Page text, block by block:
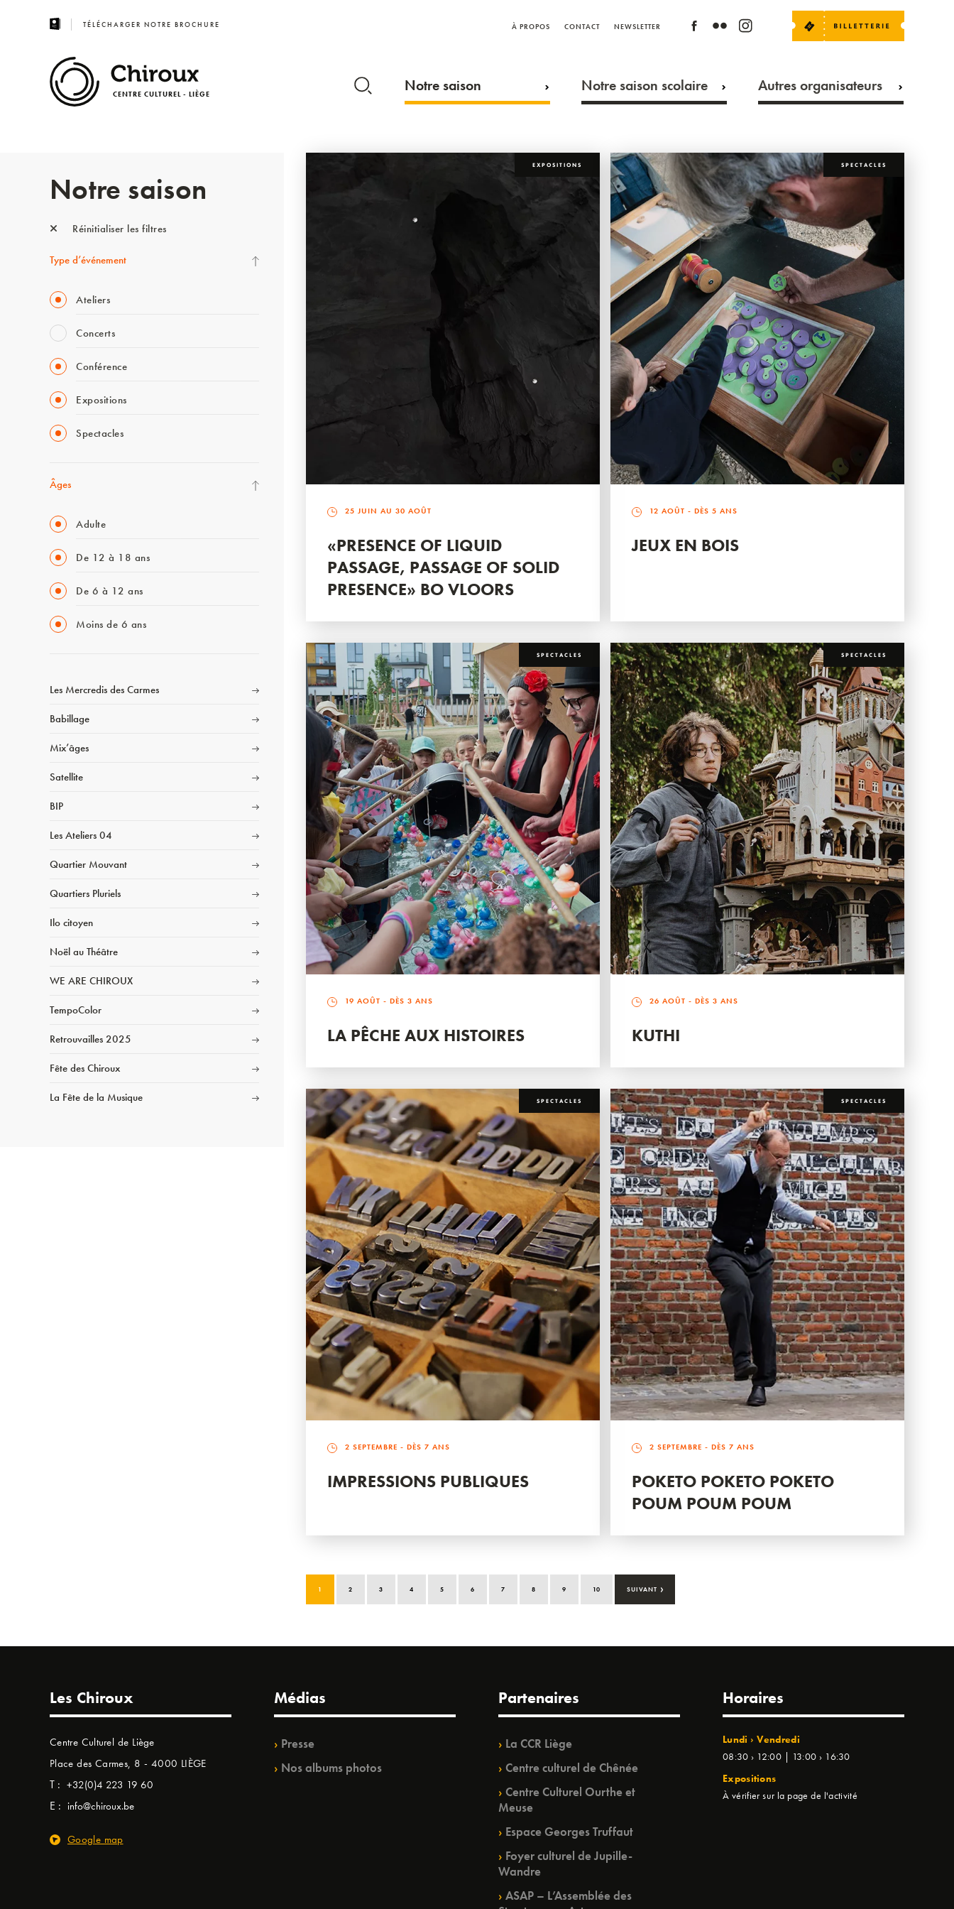
TÉLÉCHARGER NOTRE BROCHURE À PROPOS CONTACT NEWSLETTER
CENTRE CULTUREL - LIÈGE Notre saison Notre saison scolaire Autres organisateurs
Notre saison
Réinitialiser les filtres
Type d’événement
Ateliers
Concerts
Conférence
Expositions
Spectacles
Âges
Adulte
De 12 à 18 ans
De 6 à 12 ans
Moins de 6 ans
Les Mercredis des Carmes
Babillage
Mix’âges
Satellite
BIP
Les Ateliers 04
Quartier Mouvant
Quartiers Pluriels
Ilo citoyen
Noël au Théâtre
WE ARE CHIROUX
TempoColor
Retrouvailles 2025
Fête des Chiroux
La Fête de la Musique
EXPOSITIONS
25 JUIN AU 30 AOÛT
«PRESENCE OF LIQUID
PASSAGE, PASSAGE OF SOLID
PRESENCE» BO VLOORS
SPECTACLES
12 AOÛT - DÈS 5 ANS
JEUX EN BOIS
SPECTACLES
19 AOÛT - DÈS 3 ANS
LA PÊCHE AUX HISTOIRES
SPECTACLES
26 AOÛT - DÈS 3 ANS
KUTHI
SPECTACLES
2 SEPTEMBRE - DÈS 7 ANS
IMPRESSIONS PUBLIQUES
SPECTACLES
2 SEPTEMBRE - DÈS 7 ANS
POKETO POKETO POKETO
POUM POUM POUM
1 2 3 4 5 6 7 8 9 10 SUIVANT ›
Les Chiroux
Centre Culturel de Liège
Place des Carmes, 8 - 4000 LIÈGE
T : +32(0)4 223 19 60
E : info@chiroux.be
Google map
Médias
Presse
Nos albums photos
Partenaires
La CCR Liège
Centre culturel de Chênée
Centre Culturel Ourthe et
Meuse
Espace Georges Truffaut
Foyer culturel de Jupille-
Wandre
ASAP – L’Assemblée des
Horaires
Lundi › Vendredi
08:30 › 12:00 | 13:00 › 16:30
Expositions
À vérifier sur la page de l'activité